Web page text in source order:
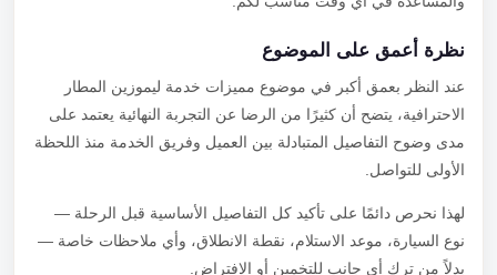
نظرة أعمق على الموضوع
عند النظر بعمق أكبر في موضوع مميزات خدمة ليموزين المطار
الاحترافية، يتضح أن كثيرًا من الرضا عن التجربة النهائية يعتمد على
مدى وضوح التفاصيل المتبادلة بين العميل وفريق الخدمة منذ اللحظة
الأولى للتواصل.
لهذا نحرص دائمًا على تأكيد كل التفاصيل الأساسية قبل الرحلة —
نوع السيارة، موعد الاستلام، نقطة الانطلاق، وأي ملاحظات خاصة —
بدلاً من ترك أي جانب للتخمين أو الافتراض.